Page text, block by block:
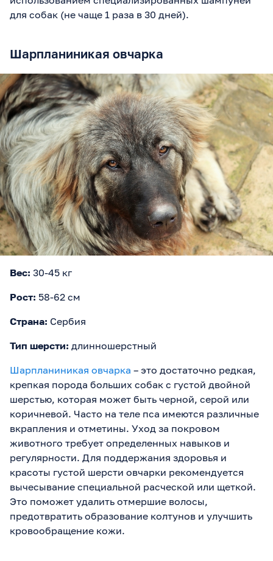
для собак (не чаще 1 раза в 30 дней).
Шарпланиникая овчарка
Вес: 30-45 кг
Рост: 58-62 см
Страна: Сербия
Тип шерсти: длинношерстный
Шарпланиникая овчарка – это достаточно редкая,
крепкая порода больших собак с густой двойной
шерстью, которая может быть черной, серой или
коричневой. Часто на теле пса имеются различные
вкрапления и отметины. Уход за покровом
животного требует определенных навыков и
регулярности. Для поддержания здоровья и
красоты густой шерсти овчарки рекомендуется
вычесывание специальной расческой или щеткой.
Это поможет удалить отмершие волосы,
предотвратить образование колтунов и улучшить
кровообращение кожи.